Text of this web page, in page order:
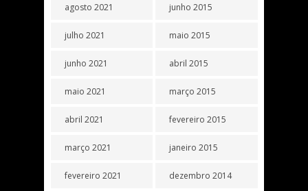
agosto 2021
julho 2021
junho 2021
maio 2021
abril 2021
março 2021
fevereiro 2021
junho 2015
maio 2015
abril 2015
março 2015
fevereiro 2015
janeiro 2015
dezembro 2014